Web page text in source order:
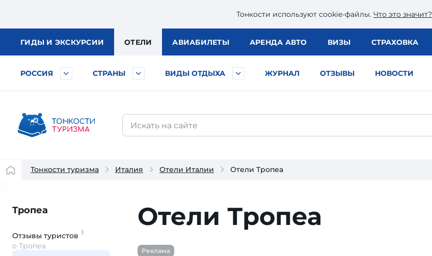
Тонкости используют сookie-файлы. Что это значит?
ГИДЫ И ЭКСКУРСИИ ОТЕЛИ АВИАБИЛЕТЫ АРЕНДА АВТО ВИЗЫ СТРАХОВКА
РОССИЯ СТРАНЫ ВИДЫ ОТДЫХА ЖУРНАЛ ОТЗЫВЫ НОВОСТИ
Тонкости туризма Италия Отели Италии Отели Тропеа
Тропеа
Отзывы туристов 1
о Тропеа
Отели Тропеа
Реклама